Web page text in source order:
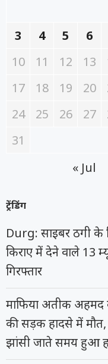
3
4 5 6
10
11 12 13
17
18 19 20
24
25 26 27
31
« Jul
ट्रेंडिंग
Durg: साइबर ठगी के
किराए में देने वाले 13
गिरफ्तार
माफिया अतीक
की सड़क हादसे में
झांसी जाते समय हुआ